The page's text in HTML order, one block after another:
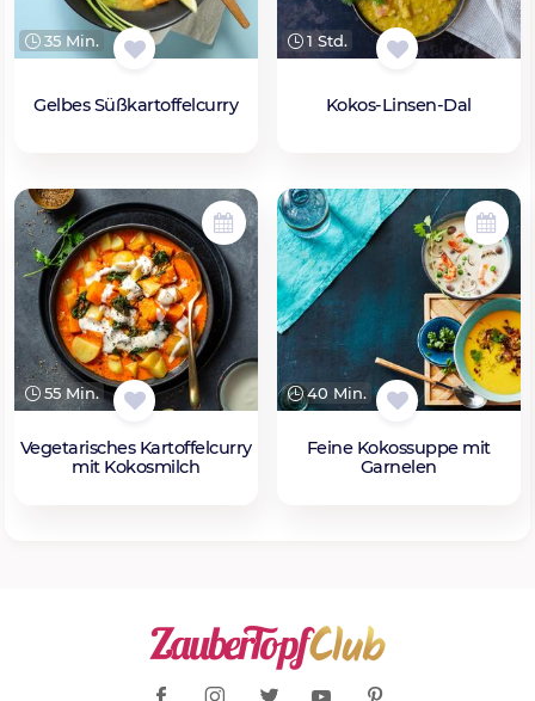
35 Min.
Gelbes Süßkartoffelcurry
1 Std.
Kokos-Linsen-Dal
55 Min.
Vegetarisches Kartoffelcurry
mit Kokosmilch
40 Min.
Feine Kokossuppe mit
Garnelen